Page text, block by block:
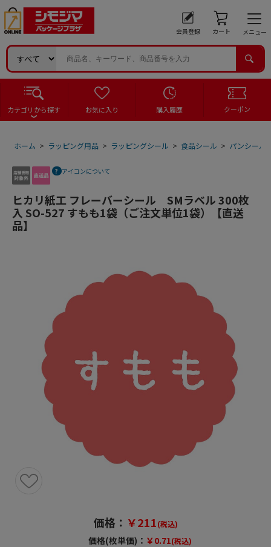
会員登録 カート メニュー
カテゴリから探す お気に入り 購入履歴 クーポン
ホーム > ラッピング用品 > ラッピングシール > 食品シール > パンシール
アイコンについて
ヒカリ紙工 フレーバーシール SMラベル 300枚
入 SO-527 すもも1袋（ご注文単位1袋）【直送
品】
価格： ￥211(税込)
価格(枚単価)： ￥0.71(税込)